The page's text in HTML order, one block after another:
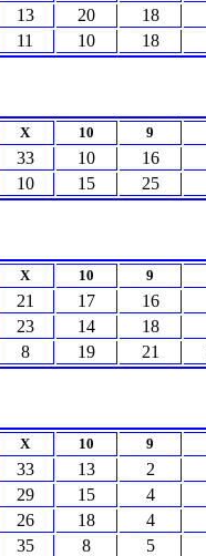
13 20 18
11 10 18
X 10 9
33 10 16
10 15 25
X 10 9
21 17 16
23 14 18
8 19 21
X 10 9
33 13 2
29 15 4
26 18 4
35 8 5